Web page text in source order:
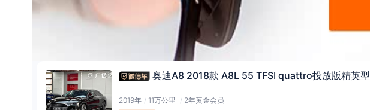
奥迪A8 2018款 A8L 55 TFSI quattro投放版精英型
2019年 / 11万公里 / 2年黄金会员